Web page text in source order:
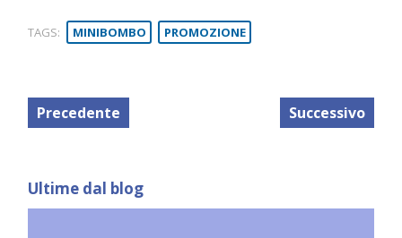
TAGS: MINIBOMBO PROMOZIONE
Precedente Successivo
Ultime dal blog